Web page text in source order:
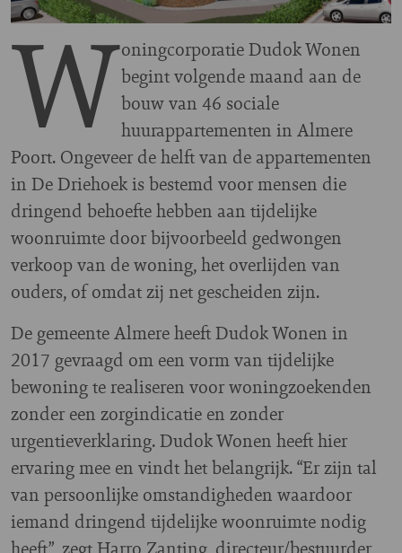
Woningcorporatie Dudok Wonen
begint volgende maand aan de
bouw van 46 sociale
huurappartementen in Almere
Poort. Ongeveer de helft van de appartementen
in De Driehoek is bestemd voor mensen die
dringend behoefte hebben aan tijdelijke
woonruimte door bijvoorbeeld gedwongen
verkoop van de woning, het overlijden van
ouders, of omdat zij net gescheiden zijn.
De gemeente Almere heeft Dudok Wonen in
2017 gevraagd om een vorm van tijdelijke
bewoning te realiseren voor woningzoekenden
zonder een zorgindicatie en zonder
urgentieverklaring. Dudok Wonen heeft hier
ervaring mee en vindt het belangrijk. “Er zijn tal
van persoonlijke omstandigheden waardoor
iemand dringend tijdelijke woonruimte nodig
heeft”, zegt Harro Zanting, directeur/bestuurder